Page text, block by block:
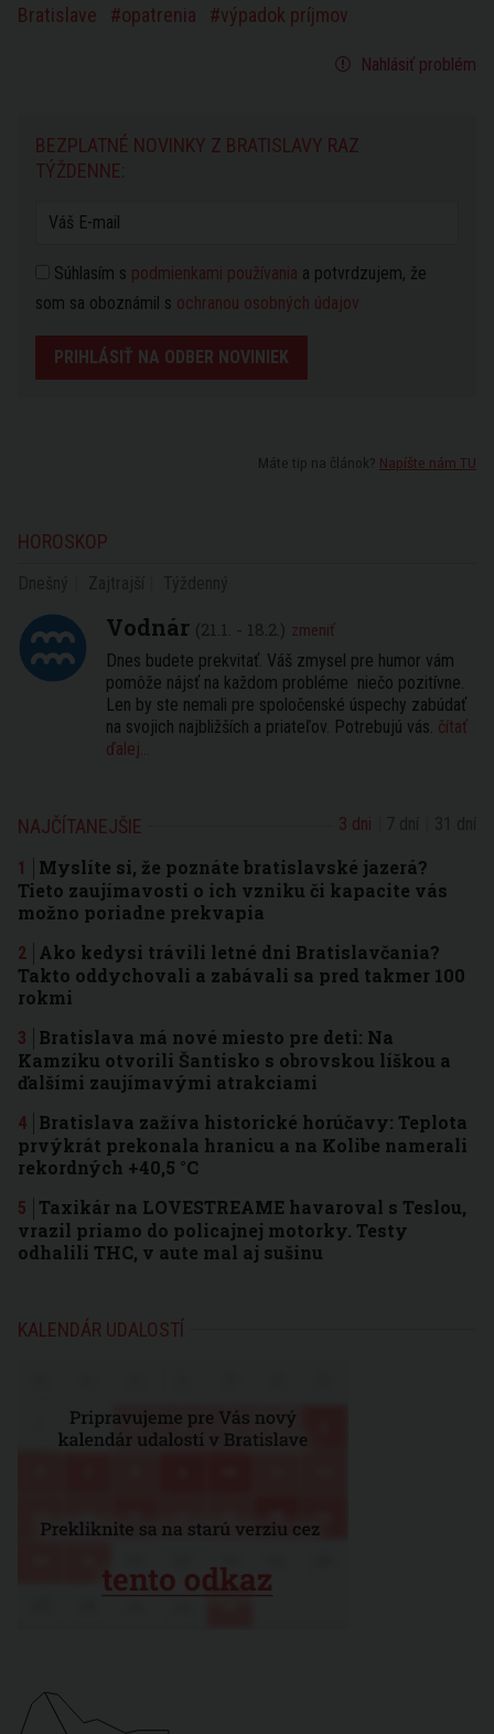
Bratislave
opatrenia výpadok príjmov
Nahlásiť problém
BEZPLATNÉ NOVINKY Z BRATISLAVY RAZ
TÝŽDENNE:
Súhlasím s podmienkami používania a potvrdzujem, že
som sa oboznámil s ochranou osobných údajov
PRIHLÁSIŤ NA ODBER NOVINIEK
Máte tip na článok? Napíšte nám TU
HOROSKOP
Vodnár (21.1. - 18.2.) zmeniť
Dnes budete prekvitať. Váš zmysel pre humor vám
pomôže nájsť na každom probléme niečo pozitívne.
Len by ste nemali pre spoločenské úspechy zabúdať
na svojich najbližších a priateľov. Potrebujú vás. čítať
ďalej...
NAJČÍTANEJŠIE 3 dni
Myslíte si, že poznáte bratislavské jazerá?
Tieto zaujímavosti o ich vzniku či kapacite vás
možno poriadne prekvapia
Ako kedysi trávili letné dni Bratislavčania?
Takto oddychovali a zabávali sa pred takmer 100
rokmi
Bratislava má nové miesto pre deti: Na
Kamzíku otvorili Šantisko s obrovskou líškou a
ďalšími zaujímavými atrakciami
Bratislava zažíva historické horúčavy: Teplota
prvýkrát prekonala hranicu a na Kolibe namerali
rekordných +40,5 °C
Taxikár na LOVESTREAME havaroval s Teslou,
vrazil priamo do policajnej motorky. Testy
odhalili THC, v aute mal aj sušinu
KALENDÁR UDALOSTÍ